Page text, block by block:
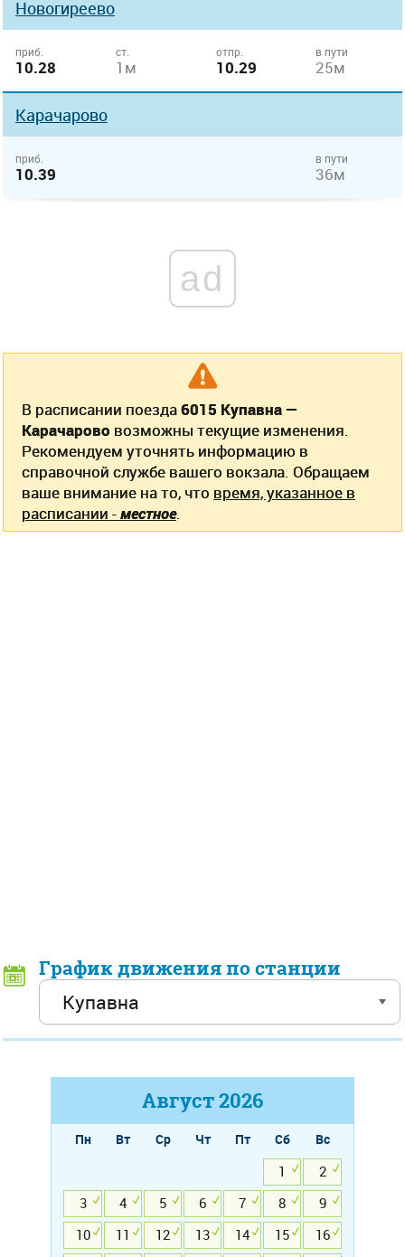
Новогиреево
приб.
10.28
ст.
1м
отпр.
10.29
в пути
25м
Карачарово
приб.
10.39
в пути
36м
ad
В расписании поезда6015 Купавна —
Карачарово возможны текущие изменения.
Рекомендуем уточнять информацию в
справочной службе вашего вокзала. Обращаем
ваше внимание на то, что время, указанное в
расписании -местное.
График движения по станции
Август2026
Пн Вт Ср Чт Пт Сб
Вс
1
2
3
4 5 6 7 8
9
10
11 12 13 14 15
16